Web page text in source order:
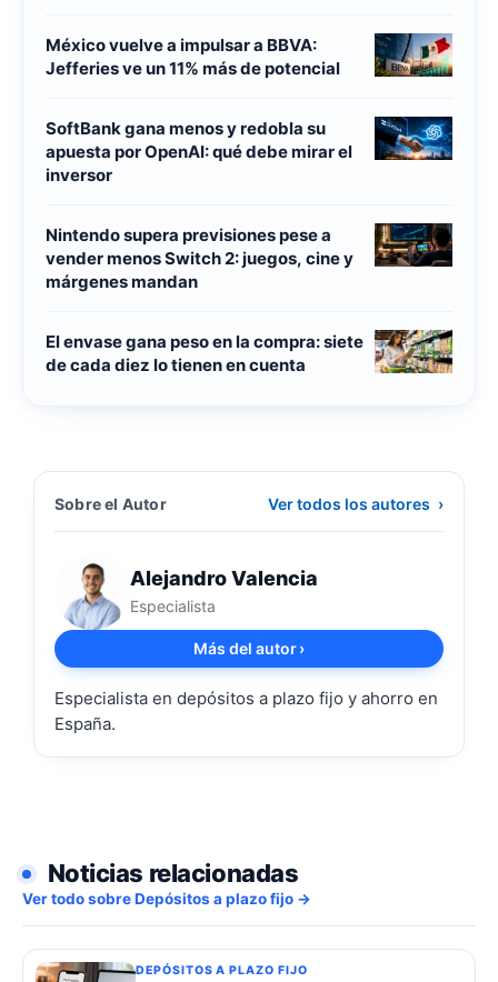
México vuelve a impulsar a BBVA:
Jefferies ve un 11% más de potencial
SoftBank gana menos y redobla su
apuesta por OpenAI: qué debe mirar el
inversor
Nintendo supera previsiones pese a
vender menos Switch 2: juegos, cine y
márgenes mandan
El envase gana peso en la compra: siete
de cada diez lo tienen en cuenta
Sobre el Autor Ver todos los autores ›
Alejandro Valencia
Especialista
Más del autor›
Especialista en depósitos a plazo fijo y ahorro en
España.
Noticias relacionadas
Ver todo sobre Depósitos a plazo fijo →
DEPÓSITOS A PLAZO FIJO